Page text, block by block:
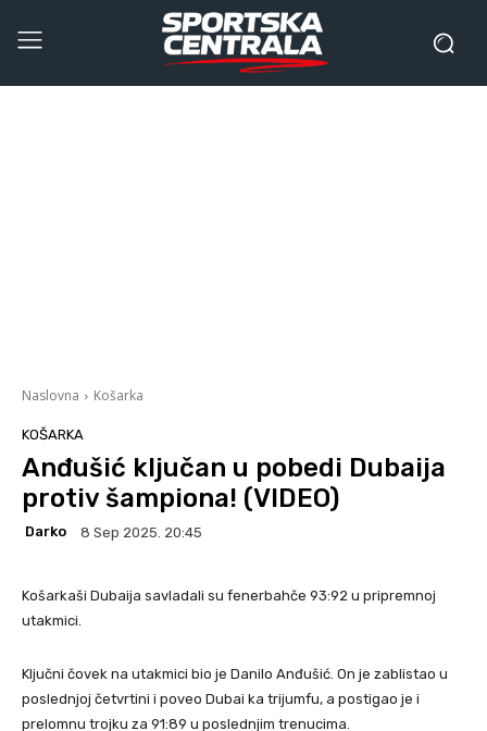
Naslovna Košarka
KOŠARKA
Anđušić ključan u pobedi Dubaija
protiv šampiona! (VIDEO)
Darko 8 Sep 2025. 20:45
Košarkaši Dubaija savladali su fenerbahče 93:92 u pripremnoj
utakmici.
Ključni čovek na utakmici bio je Danilo Anđušić. On je zablistao u
poslednjoj četvrtini i poveo Dubai ka trijumfu, a postigao je i
prelomnu trojku za 91:89 u poslednjim trenucima.